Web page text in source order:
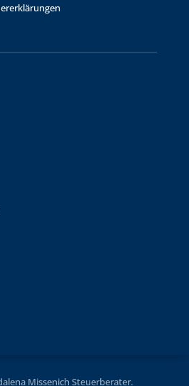
Missenich Steuerberater.